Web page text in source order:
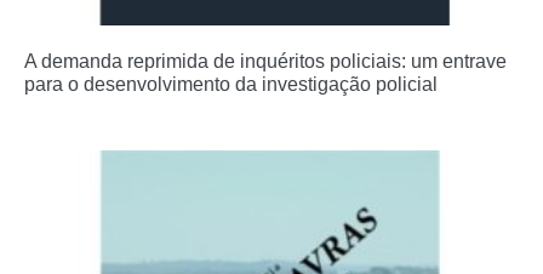
A demanda reprimida de inquéritos policiais: um entrave
para o desenvolvimento da investigação policial